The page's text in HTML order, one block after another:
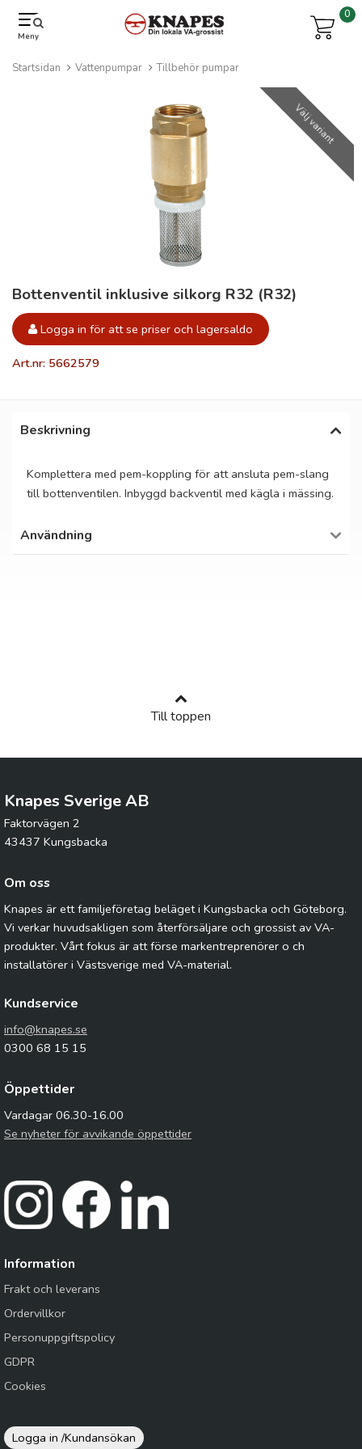
Meny
0
Startsidan Vattenpumpar Tillbehör pumpar
Välj variant
Bottenventil inklusive silkorg R32 (R32)
Logga in för att se priser och lagersaldo
Art.nr: 5662579
Beskrivning
Komplettera med pem-koppling för att ansluta pem-slang
till bottenventilen. Inbyggd backventil med kägla i mässing.
Användning
Till toppen
Knapes Sverige AB
Faktorvägen 2
43437 Kungsbacka
Om oss
Knapes är ett familjeföretag beläget i Kungsbacka och Göteborg.
Vi verkar huvudsakligen som återförsäljare och grossist av VA-
produkter. Vårt fokus är att förse markentreprenörer o ch
installatörer i Västsverige med VA-material.
Kundservice
info@knapes.se
0300 68 15 15
Öppettider
Vardagar 06.30-16.00
Se nyheter för avvikande öppettider
Information
Frakt och leverans
Ordervillkor
Personuppgiftspolicy
GDPR
Cookies
Logga in /Kundansökan